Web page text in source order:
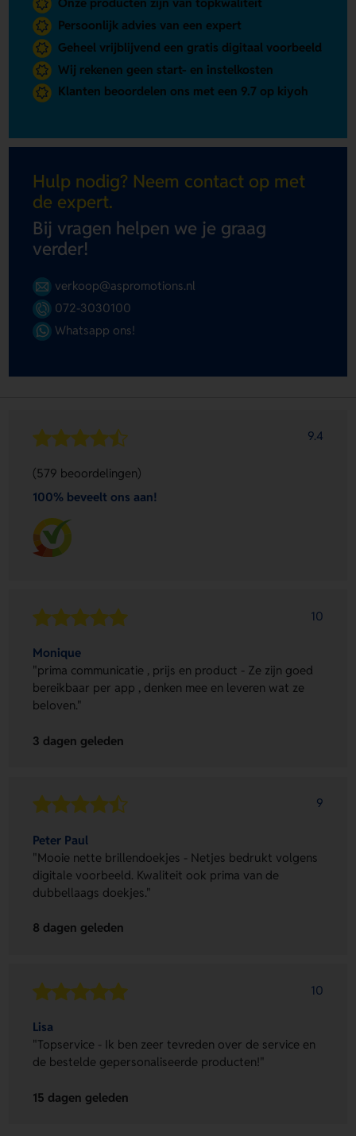
Persoonlijk advies van een expert
Geheel vrijblijvend een gratis digitaal voorbeeld
Wij rekenen geen start- en instelkosten
Klanten beoordelen ons met een 9.7 op kiyoh
Hulp nodig? Neem contact op met
de expert.
Bij vragen helpen we je graag
verder!
verkoop@aspromotions.nl
072-3030100
Whatsapp ons!
9.4
(579 beoordelingen)
100% beveelt ons aan!
10
Monique
"prima communicatie , prijs en product - Ze zijn goed
bereikbaar per app , denken mee en leveren wat ze
beloven."
3 dagen geleden
9
Peter Paul
"Mooie nette brillendoekjes - Netjes bedrukt volgens
digitale voorbeeld. Kwaliteit ook prima van de
dubbellaags doekjes."
8 dagen geleden
10
Lisa
"Topservice - Ik ben zeer tevreden over de service en
de bestelde gepersonaliseerde producten!"
15 dagen geleden